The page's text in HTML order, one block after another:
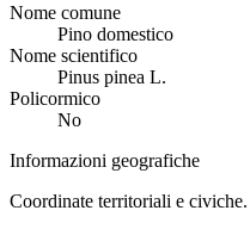
Nome comune
Pino domestico
Nome scientifico
Pinus pinea L.
Policormico
No
Informazioni geografiche
Coordinate territoriali e civiche.